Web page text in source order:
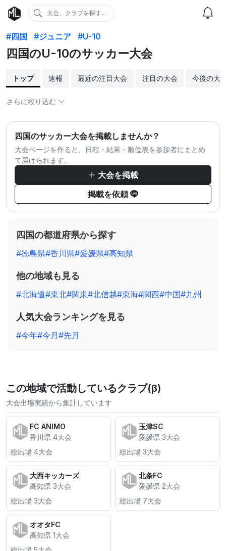
大会、クラブを探す...
#四国 #ジュニア #U-10
四国のU-10のサッカー大会
トップ 速報 最近の注目大会 注目の大会 今後の大
さらに絞り込む
四国のサッカー大会を掲載しませんか？
大会ページを作ると、日程・結果・順位表を参加者にまとめ
て届けられます。
大会を掲載
掲載を依頼
四国の都道府県から探す
#徳島県#香川県#愛媛県#高知県
他の地域も見る
#北海道#東北#関東#北信越#東海#関西#中国#九州
人気大会ランキングを見る
#今年#今月#先月
この地域で活動しているクラブ(β)
大会出場実績から集計しています
FC ANIMO
香川県 4大会
総出場 4大会
玉津SC
愛媛県 3大会
総出場 3大会
大西キッカーズ
高知県 3大会
総出場 3大会
北条FC
愛媛県 2大会
総出場 7大会
オオタFC
高知県 1大会